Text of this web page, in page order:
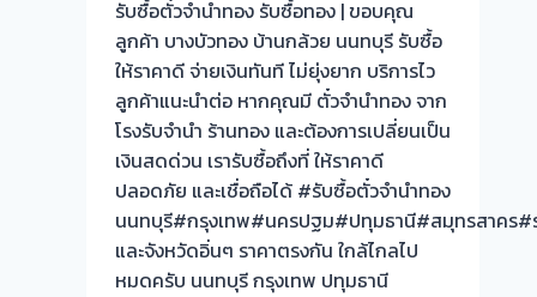
สด
ทันที
ไม่
ต้อง
รอ
จบ
หน้า
งาน
📌
รับซื้อตั๋วจำนำทอง รับซื้อทอง | ขอบคุณ
ลูกค้า บางบัวทอง บ้านกล้วย นนทบุรี รับซื้อ
ให้ราคาดี จ่ายเงินทันที ไม่ยุ่งยาก บริการไว
ลูกค้าแนะนำต่อ หากคุณมี ตั๋วจำนำทอง จาก
โรงรับจำนำ ร้านทอง และต้องการเปลี่ยนเป็น
เงินสดด่วน เรารับซื้อถึงที่ ให้ราคาดี
ปลอดภัย และเชื่อถือได้ #รับซื้อตั๋วจำนำทอง
นนทบุรี#กรุงเทพ#นครปฐม#ปทุมธานี#สมุทรสาคร#
และจังหวัดอิ่นๆ ราคาตรงกัน ใกล้ไกลไป
หมดครับ นนทบุรี กรุงเทพ ปทุมธานี